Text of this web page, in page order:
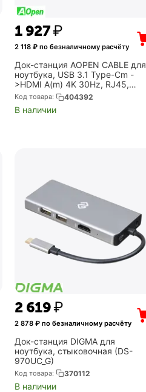
1 927₽
2 118₽ по безналичному расчёту
Док-станция AOPEN CABLE для
ноутбука, USB 3.1 Type-Cm -
>HDMI A(m) 4K 30Hz, RJ45,
2XUSB3.0, PD, iOpen (ACU435M)
Код товара: 404392
В наличии
2 619₽
2 878₽ по безналичному расчёту
Док-станция DIGMA для
ноутбука, стыковочная (DS-
970UC_G)
Код товара: 370112
В наличии